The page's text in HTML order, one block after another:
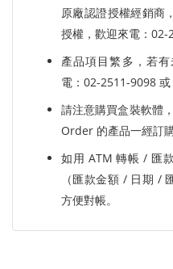
原廠認證授權經銷商
授權，歡迎來電：02-
產品項目繁多，若
電：02-2511-9098 或
請注意購買盒裝軟體
Order 的產品一經訂
如用 ATM 轉帳 / 匯
（匯款金額 / 日期 /
方便對帳。